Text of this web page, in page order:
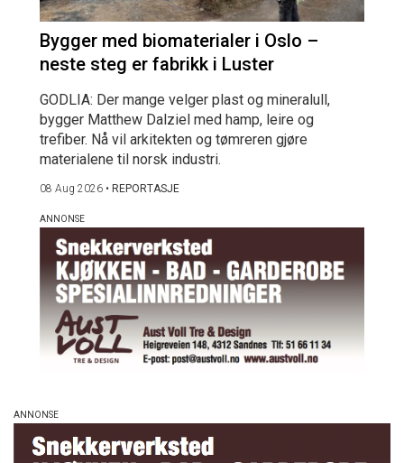
Bygger med biomaterialer i Oslo –
neste steg er fabrikk i Luster
GODLIA: Der mange velger plast og mineralull,
bygger Matthew Dalziel med hamp, leire og
trefiber. Nå vil arkitekten og tømreren gjøre
materialene til norsk industri.
08 Aug 2026 • REPORTASJE